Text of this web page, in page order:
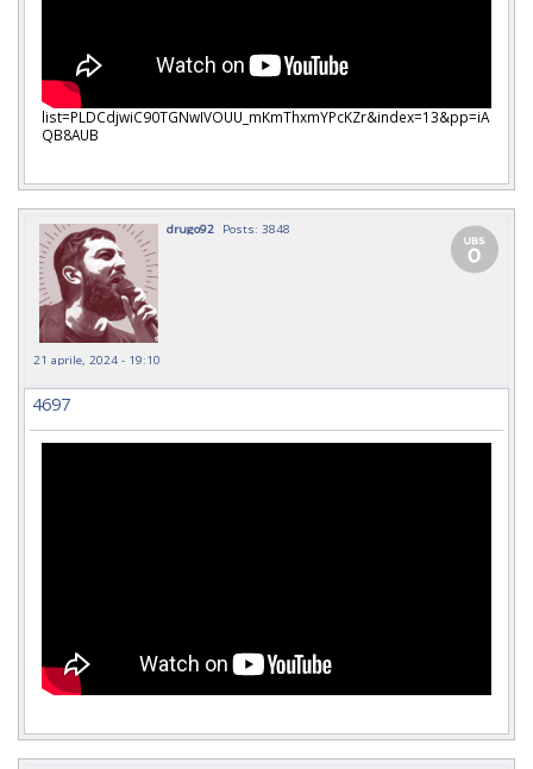
list=PLDCdjwiC90TGNwIVOUU_mKmThxmYPcKZr&index=13&pp=iA
QB8AUB
drugo92 Posts: 3848
21 aprile, 2024 - 19:10
4697